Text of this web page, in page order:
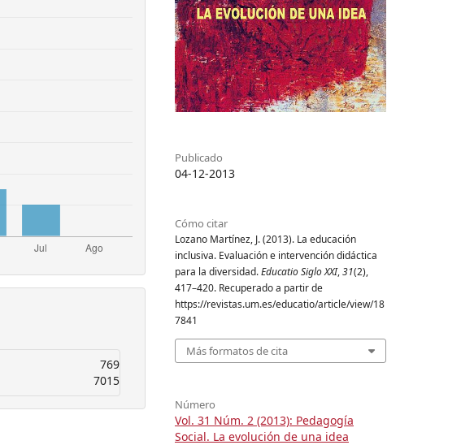
769
7015
Publicado
04-12-2013
Cómo citar
Lozano Martínez, J. (2013). La educación
inclusiva. Evaluación e intervención didáctica
para la diversidad.Educatio Siglo XXI,31(2),
417–420. Recuperado a partir de
https://revistas.um.es/educatio/article/view/18
7841
Más formatos de cita
Número
Vol. 31 Núm. 2 (2013): Pedagogía
Social. La evolución de una idea